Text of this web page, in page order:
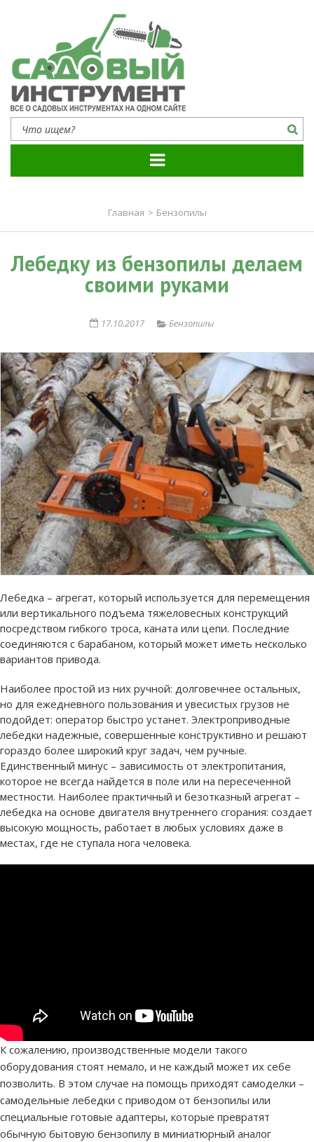
Садовый инструмент
Все о садовых инструментах на одном сайте
Главная > Бензопилы
Лебедку из бензопилы делаем
своими руками
17.10.2017 Бензопилы
Лебедка – агрегат, который используется для перемещения
или вертикального подъема тяжеловесных конструкций
посредством гибкого троса, каната или цепи. Последние
соединяются с барабаном, который может иметь несколько
вариантов привода.
Наиболее простой из них ручной: долговечнее остальных,
но для ежедневного пользования и увесистых грузов не
подойдет: оператор быстро устанет. Электроприводные
лебедки надежные, совершенные конструктивно и решают
гораздо более широкий круг задач, чем ручные.
Единственный минус – зависимость от электропитания,
которое не всегда найдется в поле или на пересеченной
местности. Наиболее практичный и безотказный агрегат –
лебедка на основе двигателя внутреннего сгорания: создает
высокую мощность, работает в любых условиях даже в
местах, где не ступала нога человека.
К сожалению, производственные модели такого
оборудования стоят немало, и не каждый может их себе
позволить. В этом случае на помощь приходят самоделки –
самодельные лебедки с приводом от бензопилы или
специальные готовые адаптеры, которые превратят
обычную бытовую бензопилу в миниатюрный аналог